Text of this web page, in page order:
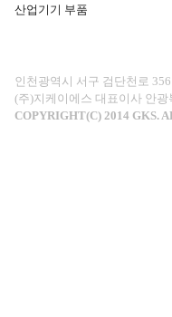
산업기기 부품
인천광역시 서구 검단천로
(주)지케이에스 대표이사 안
COPYRIGHT(C) 2014 GKS.